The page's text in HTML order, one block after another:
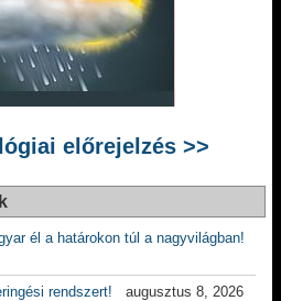
előrejelzés >>
él a határokon túl a nagyvilágban!
rendszert!
augusztus 8, 2026